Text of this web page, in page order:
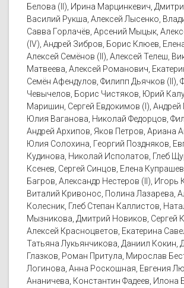
Белова (II), Ирина Марцинкевич,
Василий Рукша, Алексей Лысенко,
Савва Горлачёв, Арсений Мыцык,
(IV), Андрей Зибров, Борис Клюев,
Алексей Семёнов (II), Алексей Телеш,
Матвеева, Алексей Романович,
Семён Афендулов, Филипп Дьячков (II),
Чевычелов, Борис Чистяков, Юрий
Маришин, Сергей Евдокимов (I), Андрей
Юлия Ваганова, Николай Федорцов,
Андрей Архипов, Яков Петров, Ариана
Юлия Солохина, Георгий Поздняков,
Кудинова, Николай Исполатов, Глеб
Ксенев, Сергей Синцов, Елена
Багров, Александр Нестеров (II), Игорь
Виталий Кривонос, Полина Лазарева,
Колесник, Глеб Степан Каллистов,
Мызникова, Дмитрий Новиков, Сергей
Алексей Красноцветов, Екатерина
Татьяна Лукьянчикова, Даниил Кокин,
Глазков, Роман Притула, Мирослав
Логинова, Анна Роскошная, Евгения
Ананичева, Константин Фадеев, Илона